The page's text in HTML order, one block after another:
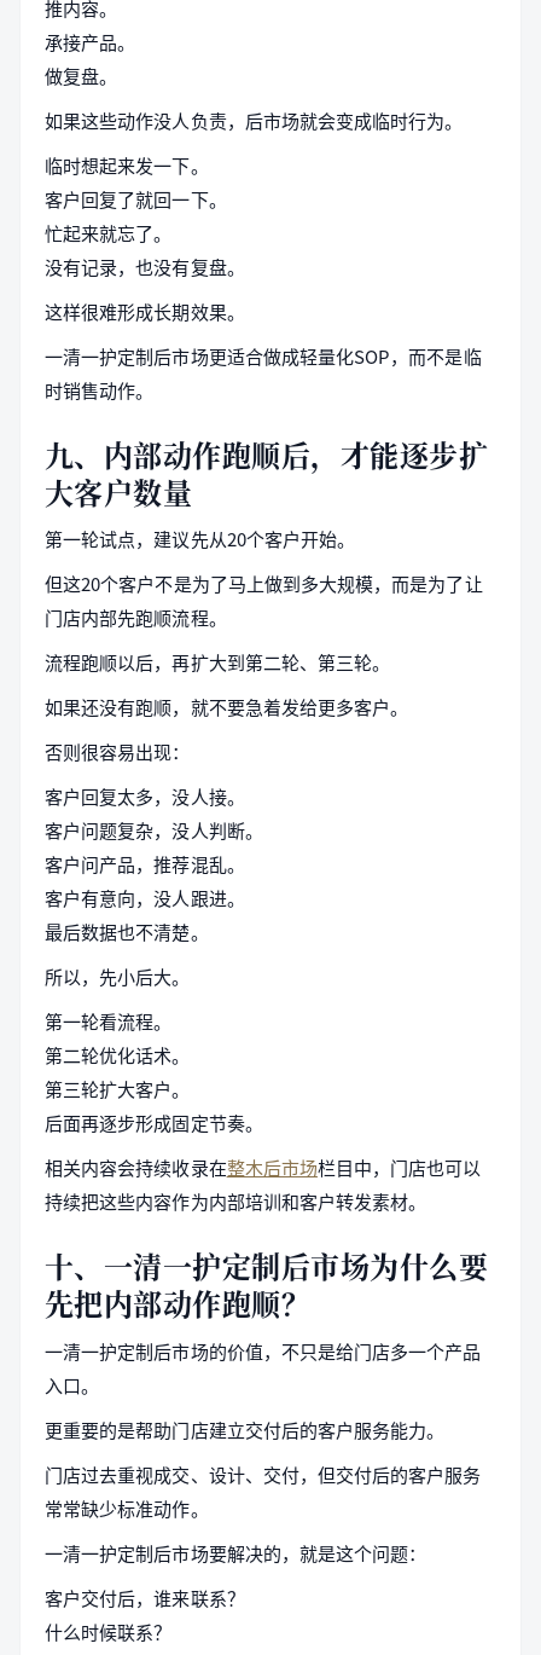
推内容。
承接产品。
做复盘。
如果这些动作没人负责，后市场就会变成临时行为。
临时想起来发一下。
客户回复了就回一下。
忙起来就忘了。
没有记录，也没有复盘。
这样很难形成长期效果。
一清一护定制后市场更适合做成轻量化SOP，而不是临
时销售动作。
九、内部动作跑顺后，才能逐步扩
大客户数量
第一轮试点，建议先从20个客户开始。
但这20个客户不是为了马上做到多大规模，而是为了让
门店内部先跑顺流程。
流程跑顺以后，再扩大到第二轮、第三轮。
如果还没有跑顺，就不要急着发给更多客户。
否则很容易出现：
客户回复太多，没人接。
客户问题复杂，没人判断。
客户问产品，推荐混乱。
客户有意向，没人跟进。
最后数据也不清楚。
所以，先小后大。
第一轮看流程。
第二轮优化话术。
第三轮扩大客户。
后面再逐步形成固定节奏。
相关内容会持续收录在整木后市场栏目中，门店也可以
持续把这些内容作为内部培训和客户转发素材。
十、一清一护定制后市场为什么要
先把内部动作跑顺？
一清一护定制后市场的价值，不只是给门店多一个产品
入口。
更重要的是帮助门店建立交付后的客户服务能力。
门店过去重视成交、设计、交付，但交付后的客户服务
常常缺少标准动作。
一清一护定制后市场要解决的，就是这个问题：
客户交付后，谁来联系？
什么时候联系？